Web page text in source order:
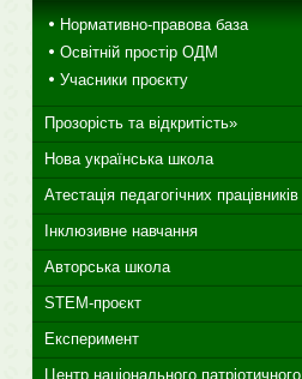
Нормативно-правова база
Освітній простір ОДМ
Учасники проєкту
Прозорість та відкритість»
Нова українська школа
Атестація педагогічних працівників
Інклюзивне навчання
Авторська школа
STEM-проєкт
Експеримент
Центр національного патріотичного